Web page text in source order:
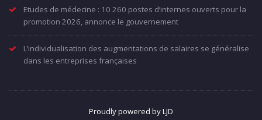
Etudes de médecine : 10 260 postes d’internes ouverts pour la
promotion 2026, annonce le gouvernement
L’individualisation des augmentations de salaires se généralise
dans les entreprises françaises
Proudly powered by LJD